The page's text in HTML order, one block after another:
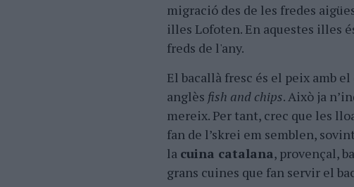
migració des de les fredes
illes Lofoten. En aquestes illes
freds de l'any.
El bacallà fresc és el peix amb
anglès fish and chips. Això ja
mereix. Per tant, crec que les
fan de l’skrei em semblen,
la cuina catalana, provençal,
grans cuines que fan servir el